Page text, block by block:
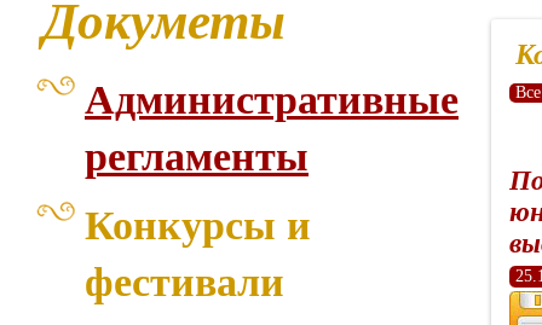
Докуметы
Административные
регламенты
Конкурсы и
фестивали